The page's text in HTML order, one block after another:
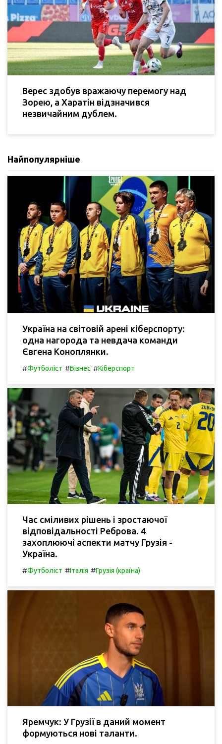
Верес здобув вражаючу перемогу над
Зорею, а Харатін відзначився
незвичайним дублем.
Найпопулярніше
Україна на світовій арені кіберспорту:
одна нагорода та невдача команди
Євгена Коноплянки.
#Футболіст #Бізнес #Кіберспорт
Час сміливих рішень і зростаючої
відповідальності Реброва. 4
захоплюючі аспекти матчу Грузія -
Україна.
#Футболіст #Італія #Грузія (країна)
Яремчук: У Грузії в даний момент
формуються нові таланти.